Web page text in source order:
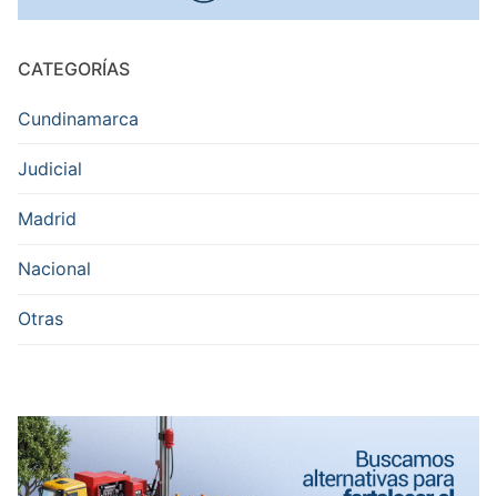
CATEGORÍAS
Cundinamarca
Judicial
Madrid
Nacional
Otras